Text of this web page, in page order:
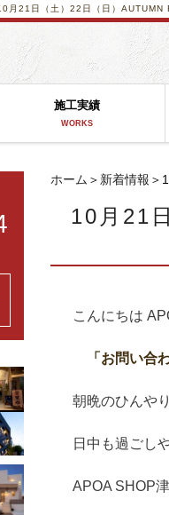
月21日（土）22日（日）AUTUMN
施工実績
WORKS
ホーム ＞ 新着情報 ＞
10月21
こんにちは
「お問い合
朝晩のひんや
日中も過ごし
APOA SHOP